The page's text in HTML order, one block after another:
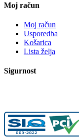
Moj račun
Moj račun
Usporedba
Košarica
Lista želja
Sigurnost